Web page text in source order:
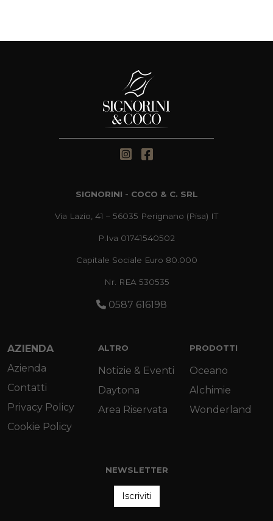
SIGNORINI - COCO & C. SRL
Via Lazio, 41 – 56035 Perignano (Pisa) IT
P.Iva 01741540502
Capitale Sociale Euro 80.000
Nr. REA 530535
0587 616198
AZIENDA
Azienda
Contatti
Privacy Policy
Cookie Policy
ALTRO
Notizie & Eventi
Daytona
Area Riservata
PRODOTTI
Oceano
Alchimie
Wonderland
NEWSLETTER
Iscriviti